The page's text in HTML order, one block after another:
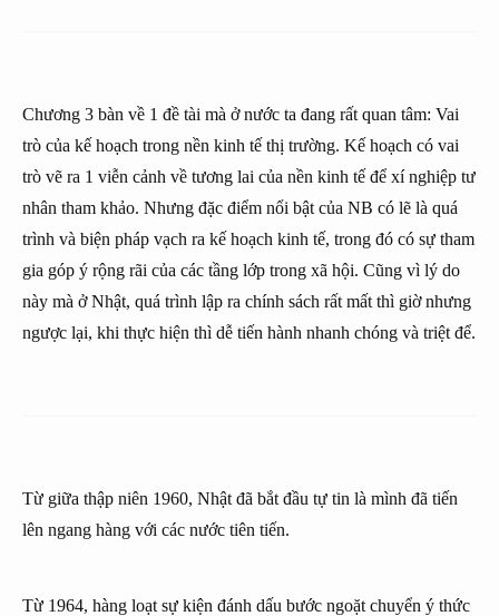
Chương 3 bàn về 1 đề tài mà ở nước ta đang rất quan tâm: Vai
trò của kế hoạch trong nền kinh tế thị trường. Kế hoạch có vai
trò vẽ ra 1 viễn cảnh về tương lai của nền kinh tế để xí nghiệp tư
nhân tham khảo. Nhưng đặc điểm nổi bật của NB có lẽ là quá
trình và biện pháp vạch ra kế hoạch kinh tế, trong đó có sự tham
gia góp ý rộng rãi của các tầng lớp trong xã hội. Cũng vì lý do
này mà ở Nhật, quá trình lập ra chính sách rất mất thì giờ nhưng
ngược lại, khi thực hiện thì dễ tiến hành nhanh chóng và triệt để.
Từ giữa thập niên 1960, Nhật đã bắt đầu tự tin là mình đã tiến
lên ngang hàng với các nước tiên tiến.
Từ 1964, hàng loạt sự kiện đánh dấu bước ngoặt chuyển ý thức